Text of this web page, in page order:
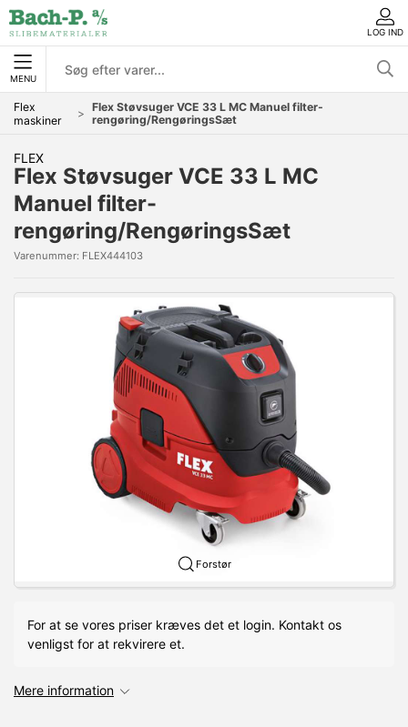
LOG IND
MENU
Flex
maskiner
Flex Støvsuger VCE 33 L MC Manuel filter-
rengøring/RengøringsSæt
FLEX
Flex Støvsuger VCE 33 L MC
Manuel filter-
rengøring/RengøringsSæt
Varenummer: FLEX444103
Forstør
For at se vores priser kræves det et login. Kontakt os
venligst for at rekvirere et.
Mere information